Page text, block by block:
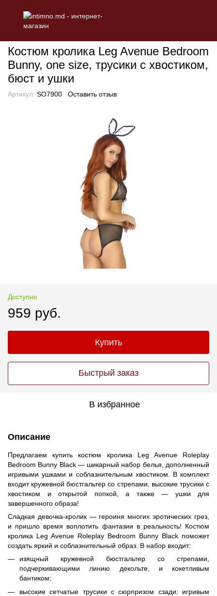
Костюм кролика Leg Avenue Bedroom
Bunny, one size, трусики с хвостиком,
бюст и ушки
Артикул: SO7900 Оставить отзыв
Доступно
959 руб.
Купить
Быстрый заказ
В избранное
Описание
Предлагаем купить костюм кролика Leg Avenue Roleplay
Bedroom Bunny Black — шикарный набор белья, дополненный
игривыми ушками и соблазнительным хвостиком. В комплект
входит кружевной бюстгальтер со стрепами, высокие трусики с
хвостиком и открытой попкой, а также — ушки для
завершенного образа!
Сладкая девочка-кролик — героиня многих эротических грез,
и пришло время воплотить фантазии в реальность! Костюм
кролика Leg Avenue Roleplay Bedroom Bunny Black поможет
создать яркий и соблазнительный образ. В набор входит:
изящный кружевной бюстгальтер со стрепами,
подчеркивающими линию декольте, и кокетливым
бантиком;
высокие сетчатые трусики с сюрпризом сзади: игривым